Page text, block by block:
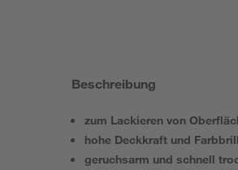
Beschreibung
zum Lackieren von
hohe Deckkraft und
geruchsarm und schnell